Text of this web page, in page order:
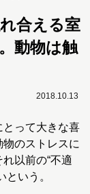
合える室
動物は触
2018.10.13
とって大きな喜
のストレスに
以前の“不適
という。